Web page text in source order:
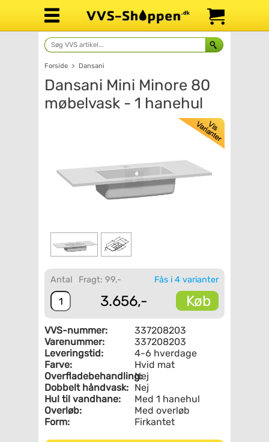
Forside > Dansani
Dansani Mini Minore 80
møbelvask - 1 hanehul
Fås i 4 varianter
Antal Fragt: 99,-
3.656,- Køb
VVS-nummer:
337208203
Varenummer:
337208203
Leveringstid:
4-6 hverdage
Farve:
Hvid mat
Overfladebehandling:Nej
Dobbelt håndvask: Nej
Hul til vandhane:
Med 1 hanehul
Overløb:
Med overløb
Form:
Firkantet